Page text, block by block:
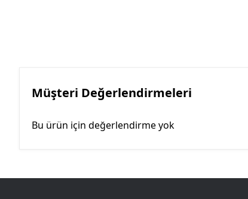
Müşteri Değerlendirmeleri
Bu ürün için değerlendirme yok